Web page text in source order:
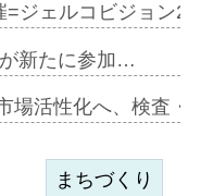
=ジェルコビジョン
新たに参加…
場活性化へ、検査・
まちづくり